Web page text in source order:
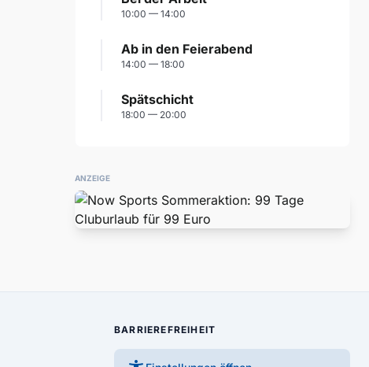
10:00 — 14:00
Ab in den Feierabend
14:00 — 18:00
Spätschicht
18:00 — 20:00
ANZEIGE
BARRIEREFREIHEIT